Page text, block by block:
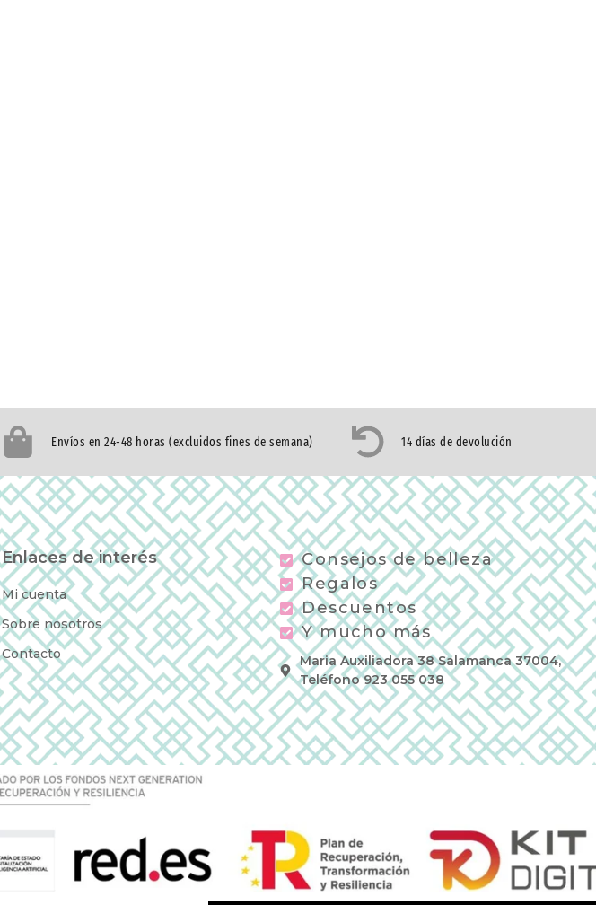
Envíos en 24-48 horas (excluidos fines de semana) 14 días de devolución
Enlaces de interés
Mi cuenta
Sobre nosotros
Contacto
Consejos de belleza
Regalos
Descuentos
Y mucho más
Maria Auxiliadora 38 Salamanca 37004,
Teléfono 923 055 038